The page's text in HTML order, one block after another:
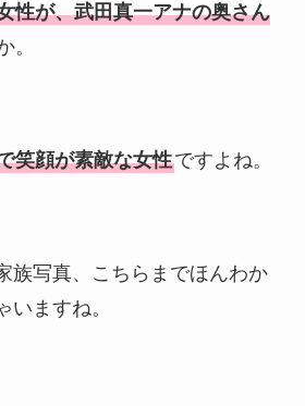
性が、武田真一アナの奥さん
。
笑顔が素敵な女性ですよね。
族写真、こちらまでほんわか
いますね。